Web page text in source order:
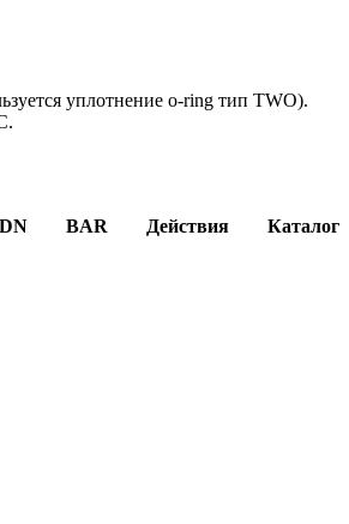
уплотнение o-ring тип TWO).
DN BAR Действия Каталог